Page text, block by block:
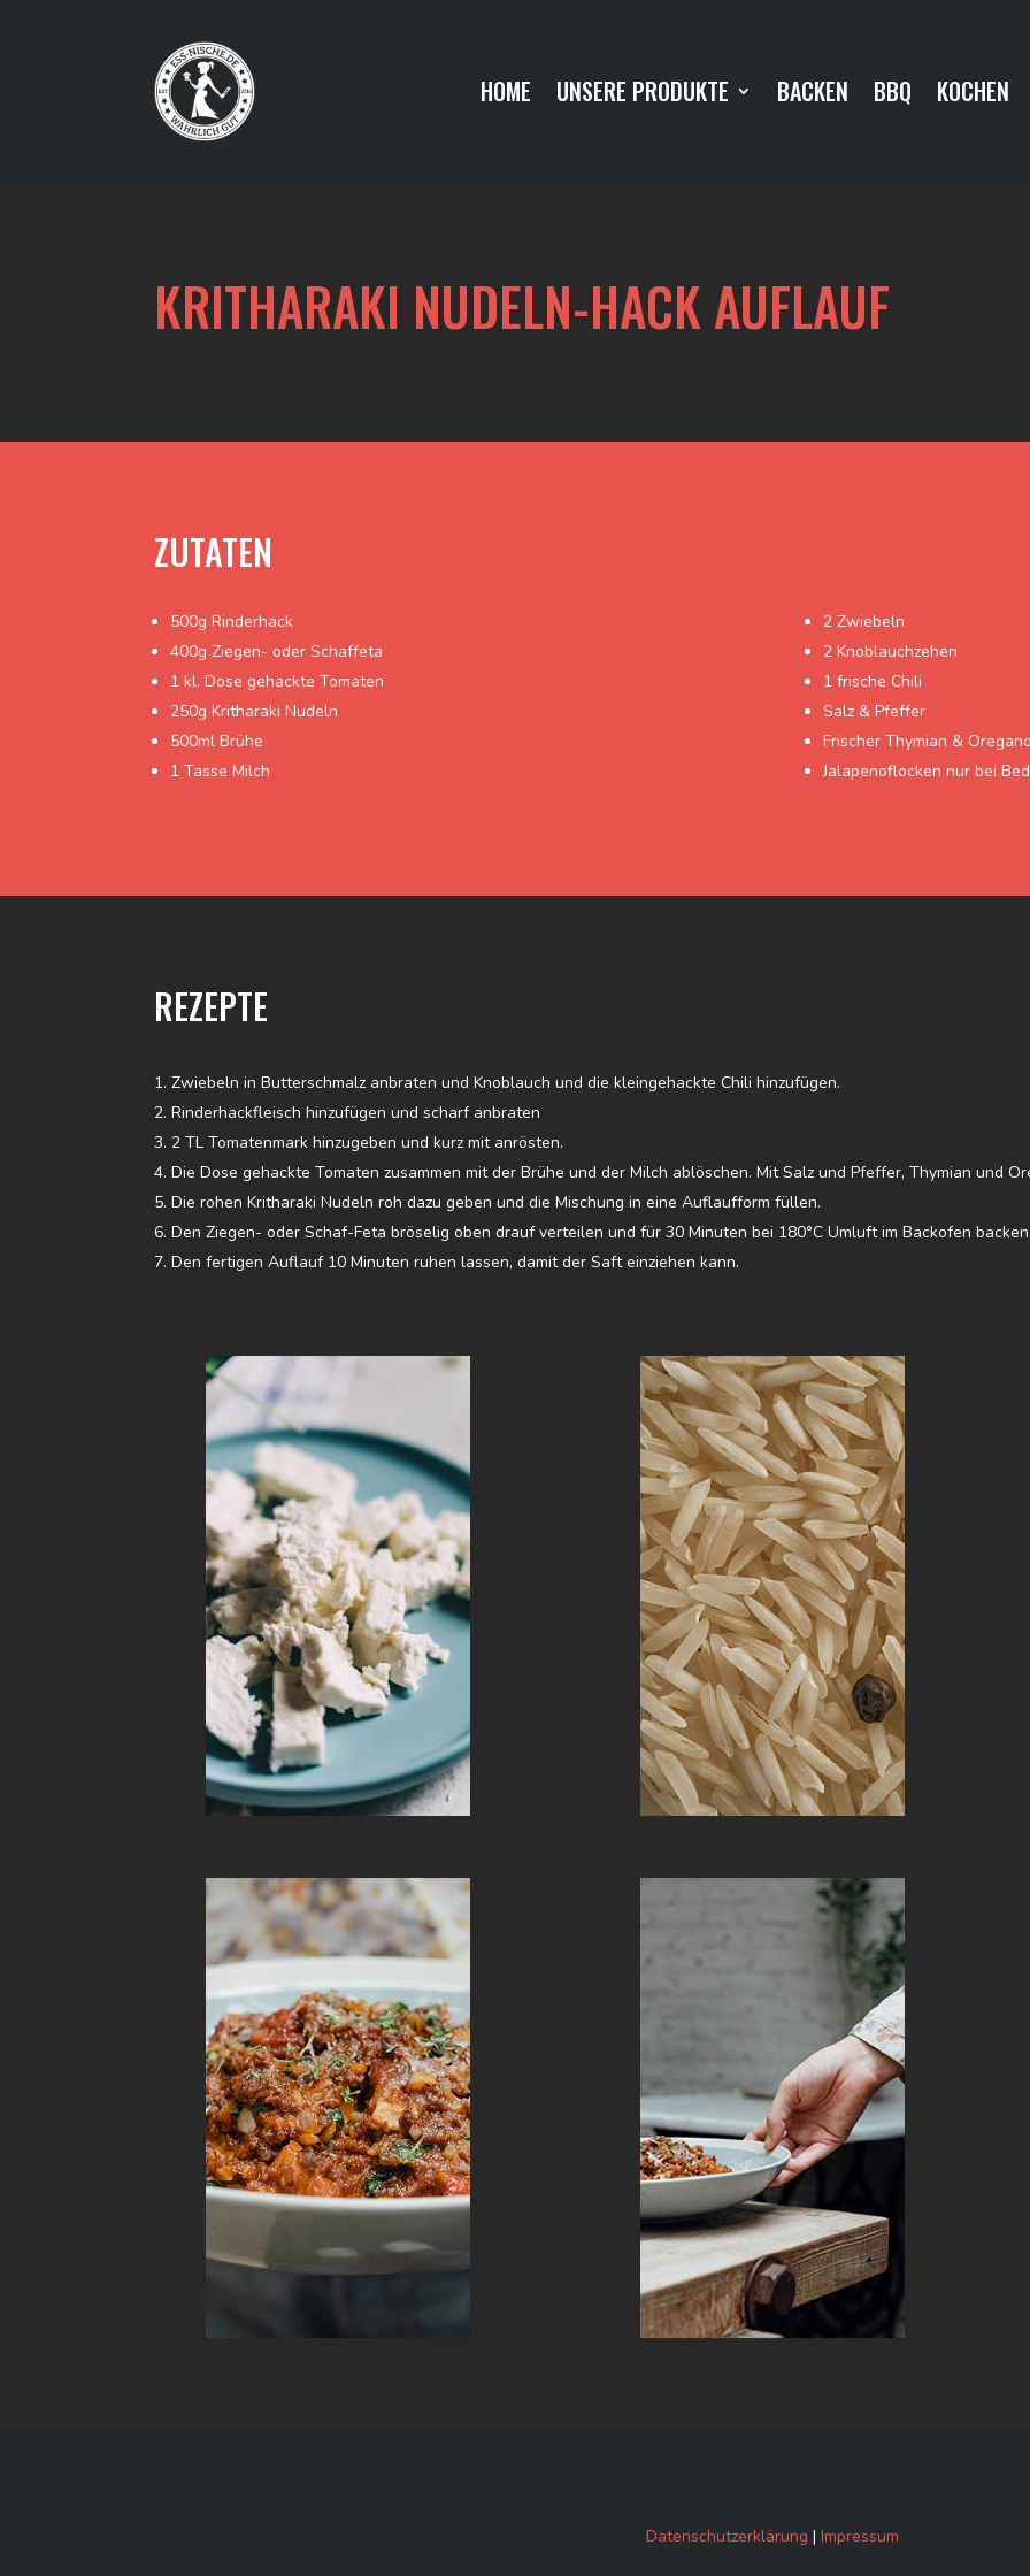
HOME UNSERE PRODUKTE BACKEN BBQ KOCHEN
KRITHARAKI NUDELN-HACK AUFLAUF
ZUTATEN
500g Rinderhack
400g Ziegen- oder Schaffeta
1 kl. Dose gehackte Tomaten
250g Kritharaki Nudeln
500ml Brühe
1 Tasse Milch
2 Zwiebeln
2 Knoblauchzehen
1 frische Chili
Salz & Pfeffer
Frischer Thymian & Oregano
Jalapenoflocken nur bei
REZEPTE
Zwiebeln in Butterschmalz anbraten und Knoblauch und die kleingehackte Chili hinzufügen.
Rinderhackfleisch hinzufügen und scharf anbraten
2 TL Tomatenmark hinzugeben und kurz mit anrösten.
Die Dose gehackte Tomaten zusammen mit der Brühe und der Milch ablöschen. Mit Salz und Pfeffer, Thymian und
Die rohen Kritharaki Nudeln roh dazu geben und die Mischung in eine Auflaufform füllen.
Den Ziegen- oder Schaf-Feta bröselig oben drauf verteilen und für 30 Minuten bei 180°C Umluft im Backofen backen.
Den fertigen Auflauf 10 Minuten ruhen lassen, damit der Saft einziehen kann.
Datenschutzerklärung | Impressum